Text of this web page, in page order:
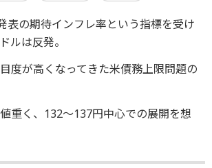
表の期待インフレ率という指標を受け
ルは反発。
度が高くなってきた米債務上限問題の
重く、132～137円中心での展開を想